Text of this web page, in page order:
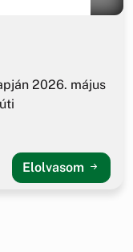
2026. május
Elolvasom